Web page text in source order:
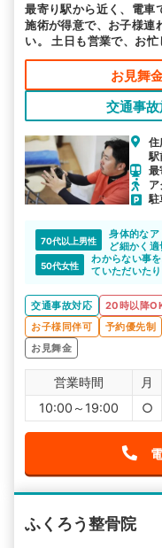
最寄り駅から近く、電車
施術が得意で、お子様連
い。 土日も営業で、お
越しをお待ちしておりま
お見舞
交通事
住
駅
最
駐
70代以上男性
身体的な
ど細かく適
50代女性
わからない事
ていただいた
交通事故対応 20時以降
お子様同伴可
予約優先制
お見舞金
営業時間 月
10:00～19:00
○
ふくろう整骨院